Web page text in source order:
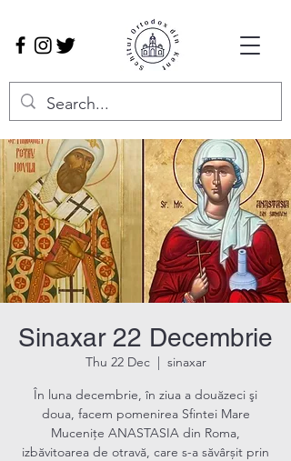
Sinaxar 22 Decembrie
Thu 22 Dec
  |
sinaxar
În luna decembrie, în ziua a douăzeci şi
doua, facem pomenirea Sfintei Mare
Mucenițe ANASTASIA din Roma,
izbăvitoarea de otravă, care s-a săvârșit prin